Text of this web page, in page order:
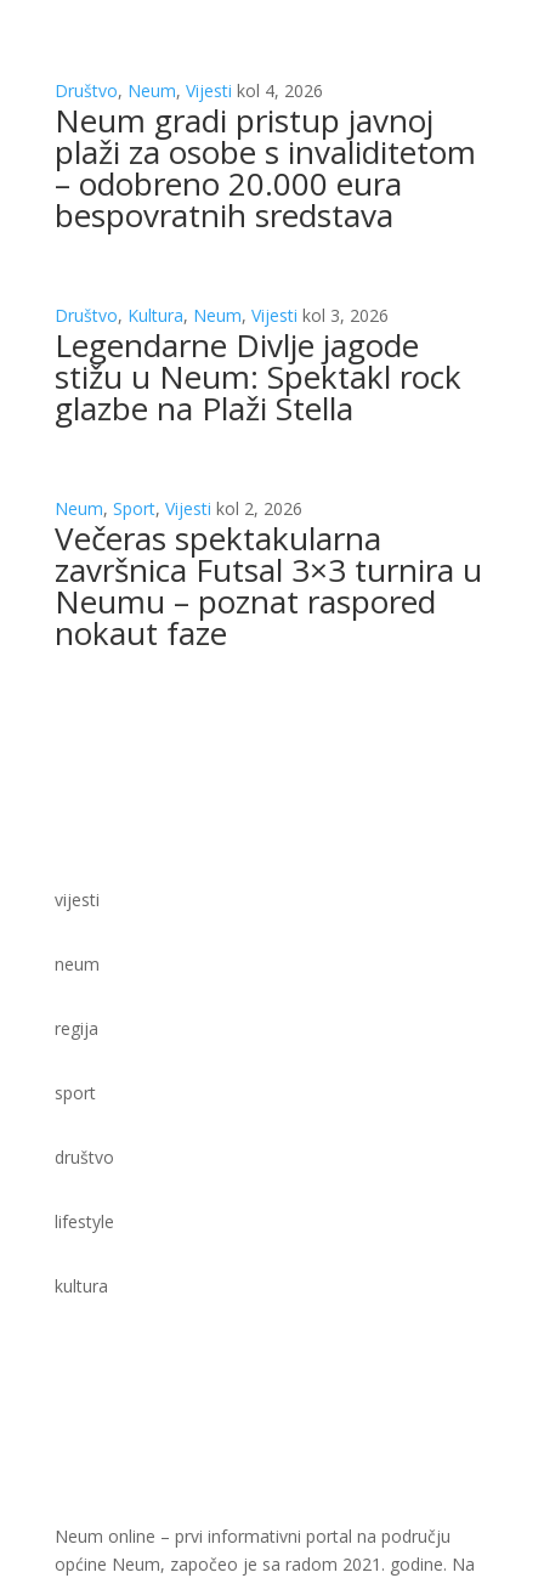
Društvo, Neum, Vijesti kol 4, 2026
Neum gradi pristup javnoj
plaži za osobe s invaliditetom
– odobreno 20.000 eura
bespovratnih sredstava
Društvo, Kultura, Neum, Vijesti kol 3, 2026
Legendarne Divlje jagode
stižu u Neum: Spektakl rock
glazbe na Plaži Stella
Neum, Sport, Vijesti kol 2, 2026
Večeras spektakularna
završnica Futsal 3×3 turnira u
Neumu – poznat raspored
nokaut faze
vijesti
neum
regija
sport
društvo
lifestyle
kultura
Neum online – prvi informativni portal na području
općine Neum, započeo je sa radom 2021. godine. Na